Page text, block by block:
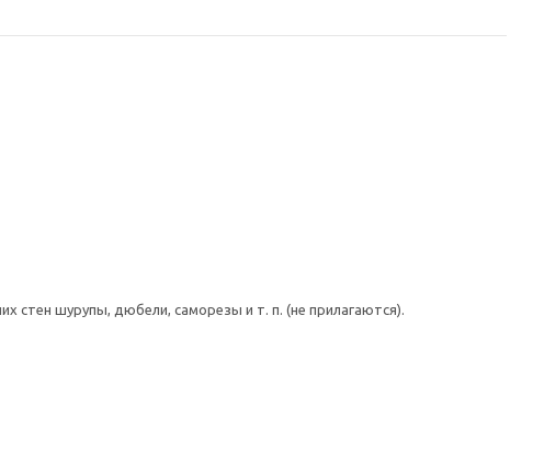
стен шурупы, дюбели, саморезы и т. п. (не прилагаются).